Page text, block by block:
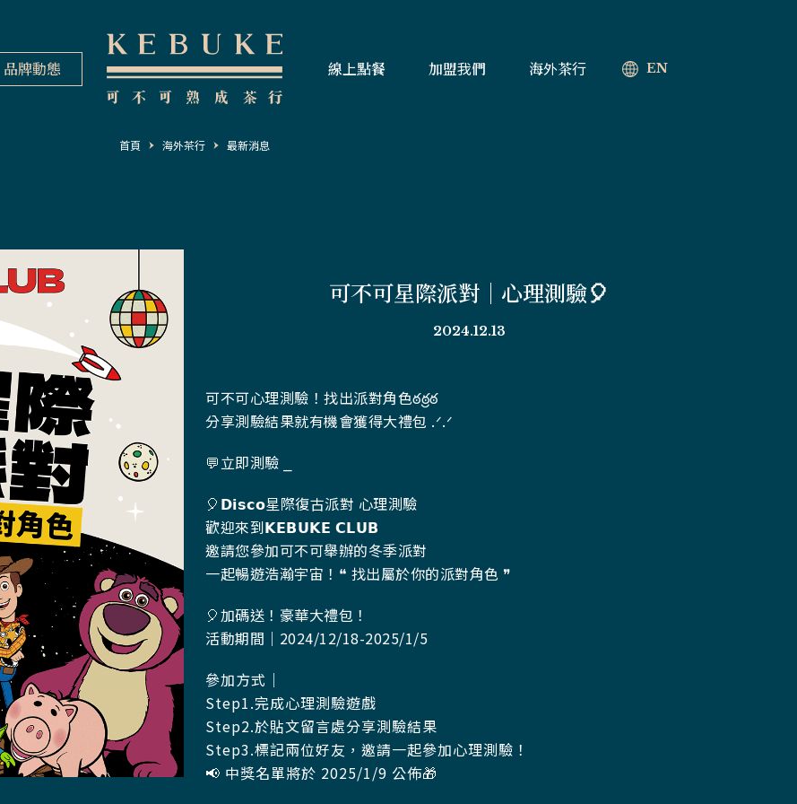
品牌動態 線上點餐 加盟我們 海外茶行 EN
首頁 海外茶行 最新消息
可不可星際派對｜心理測驗🎈
2024.12.13
可不可心理測驗 ！找出派對角色ఠఠ్రఠ
分享測驗結果就有機會獲得大禮包 .ᐟ.ᐟ
💬立即測驗 ⎯
🎈 𝗗𝗶𝘀𝗰𝗼星際復古派對 心理測驗
歡迎來到𝗞𝗘𝗕𝗨𝗞𝗘 𝗖𝗟𝗨𝗕
邀請您參加可不可舉辦的冬季派對
一起暢遊浩瀚宇宙！ ❝ 找出屬於你的派對角色 ❞
🎈加碼送！豪華大禮包！
活動期間｜2024/12/18-2025/1/5
參加方式｜
Step1.完成心理測驗遊戲
Step2.於貼文留言處分享測驗結果
Step3.標記兩位好友，邀請一起參加心理測驗！
📢 中獎名單將於 2025/1/9 公佈🎁